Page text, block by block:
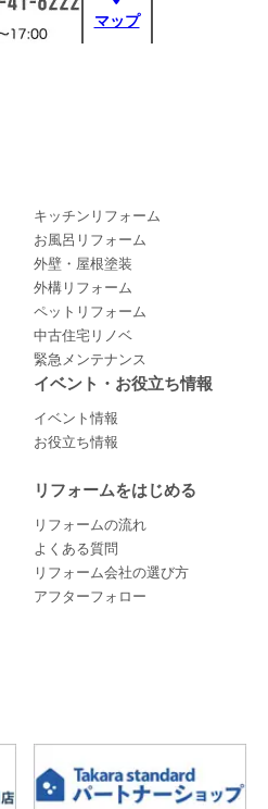
マップ
キッチンリフォーム
お風呂リフォーム
外壁・屋根塗装
外構リフォーム
ペットリフォーム
中古住宅リノベ
緊急メンテナンス
イベント・お役立ち情報
イベント情報
お役立ち情報
リフォームをはじめる
リフォームの流れ
よくある質問
リフォーム会社の選び方
アフターフォロー